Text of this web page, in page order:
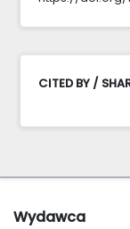
CITED BY /
Wydawca